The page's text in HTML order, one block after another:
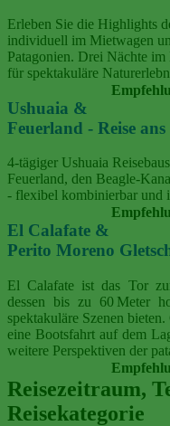
Erleben Sie die Highlights
individuell im Mietwagen
Patagonien. Drei Nächte
für spektakuläre
Ushuaia &
Feuerland - Reise
4‑tägiger Ushuaia
Feuerland, den
- flexibel kombinierbar und
El Calafate &
Perito Moreno
El Calafate ist das Tor
dessen bis zu 60 Meter
spektakuläre Szenen
eine Bootsfahrt auf dem
weitere Perspektiven der
Reisezeitraum,
Reisekategorie